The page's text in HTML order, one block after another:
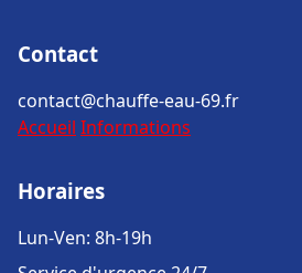
Contact
contact@chauffe-eau-69.fr
Accueil Informations
Horaires
Lun-Ven: 8h-19h